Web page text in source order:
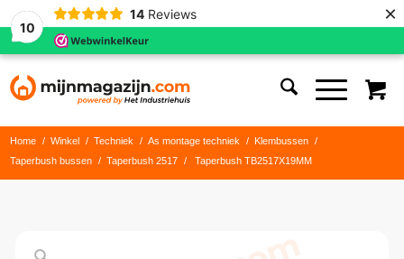
10
14 Reviews ×
Home / Winkel / Techniek / As montage techniek / Klembussen
/
Taperbush bussen
/ Taperbush 2517 / Taperbush TB2517X19MM